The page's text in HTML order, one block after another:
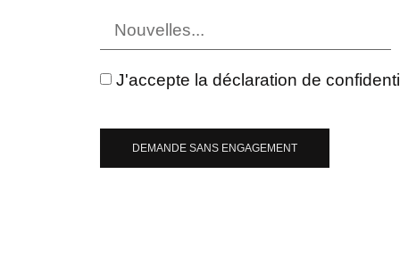
J'accepte la déclaration de
DEMANDE SANS ENGAGEMENT